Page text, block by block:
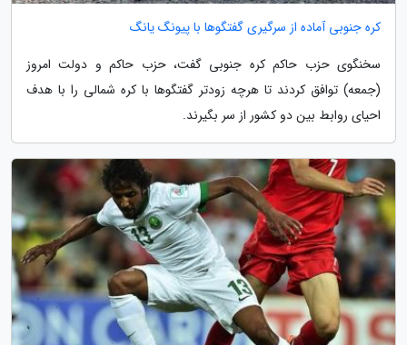
کره جنوبی آماده از سرگیری گفتگوها با پیونگ یانگ
سخنگوی حزب حاکم کره جنوبی گفت، حزب حاکم و دولت امروز
(جمعه) توافق کردند تا هرچه زودتر گفتگوها با کره شمالی را با هدف
احیای روابط بین دو کشور از سر بگیرند.